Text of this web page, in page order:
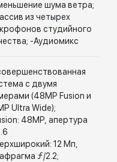
шума ветра;
из четырех
студийного
-Аудиомикс
с двумя
(48MP Fusion и
Ultra Wide);
48MP, апертура
12 Мп,
ƒ/2.2;